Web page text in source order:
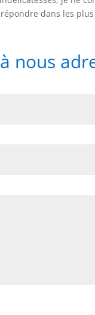
dans les
nous